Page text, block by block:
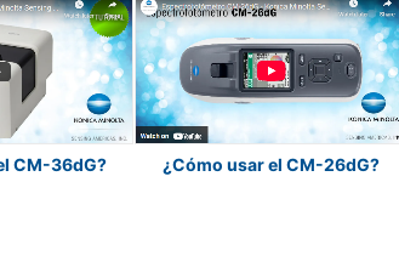
CM-36dG? ¿Cómo usar el CM-26dG?